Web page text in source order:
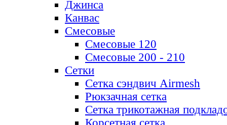
Джинса
Канвас
Смесовые
Смесовые 120
Смесовые 200 - 210
Сетки
Сетка сэндвич Airmesh
Рюкзачная сетка
Сетка трикотажная